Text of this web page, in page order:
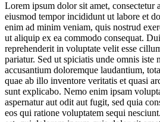
Lorem ipsum dolor sit amet, consectetur
eiusmod tempor incididunt ut labore et
enim ad minim veniam, quis nostrud
ut aliquip ex ea commodo consequat.
reprehenderit in voluptate velit esse
pariatur. Sed ut spiciatis unde omnis iste
accusantium doloremque laudantium,
quae ab illo inventore veritatis et quasi
sunt explicabo. Nemo enim ipsam
aspernatur aut odit aut fugit, sed quia
eos qui ratione voluptatem sequi